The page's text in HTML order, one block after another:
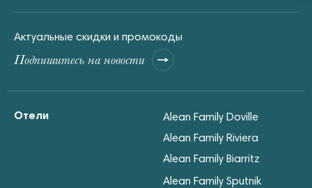
Актуальные скидки и промокоды
Подпишитесь на новости
Отели
Alean Family Doville
Alean Family Riviera
Alean Family Biarritz
Alean Family Sputnik